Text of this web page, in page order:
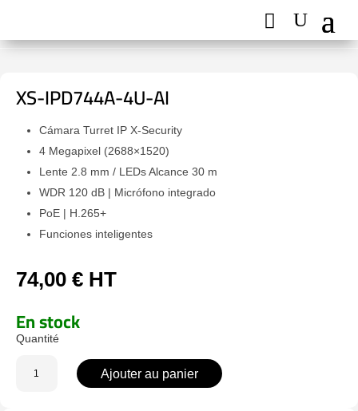
XS-IPD744A-4U-AI
Cámara Turret IP X-Security
4 Megapixel (2688×1520)
Lente 2.8 mm / LEDs Alcance 30 m
WDR 120 dB | Micrófono integrado
PoE | H.265+
Funciones inteligentes
74,00 € HT
En stock
Ajouter au panier